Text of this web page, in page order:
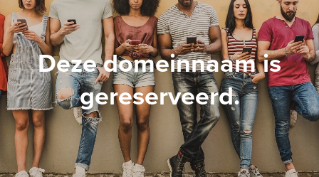
Deze domeinnaam is
gereserveerd.